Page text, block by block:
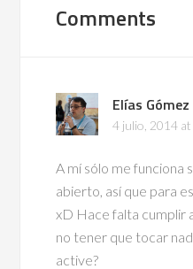
Comments
Elías
4 julio, 2014
A mí sólo me funciona
abierto, así que para
xD Hace falta cumplir
no tener que tocar
active?